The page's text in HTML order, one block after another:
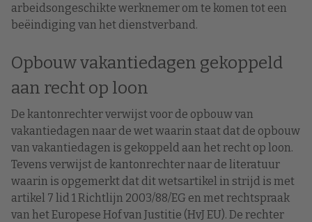
arbeidsongeschikte werknemer om te komen tot een
beëindiging van het dienstverband.
Opbouw vakantiedagen gekoppeld
aan recht op loon
De kantonrechter verwijst voor de opbouw van
vakantiedagen naar de wet waarin staat dat de opbouw
van vakantiedagen is gekoppeld aan het recht op loon.
Tevens verwijst de kantonrechter naar de literatuur
waarin is opgemerkt dat dit wetsartikel in strijd is met
artikel 7 lid 1 Richtlijn 2003/88/EG en met rechtspraak
van het Europese Hof van Justitie (HvJ EU). De rechter